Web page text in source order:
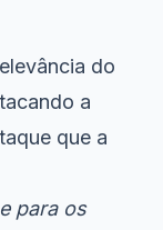
do
a
que a
para os